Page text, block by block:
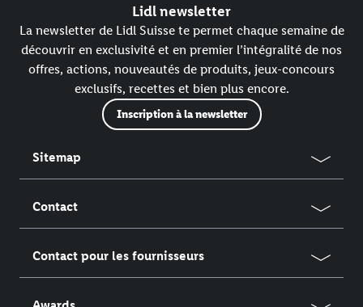
Lidl newsletter
La newsletter de Lidl Suisse te permet chaque semaine de
découvrir en exclusivité et en premier l’intégralité de nos
offres, actions, nouveautés de produits, jeux-concours
exclusifs, recettes et bien plus encore.
Inscription à la newsletter
Sitemap
Contact
Contact pour les fournisseurs